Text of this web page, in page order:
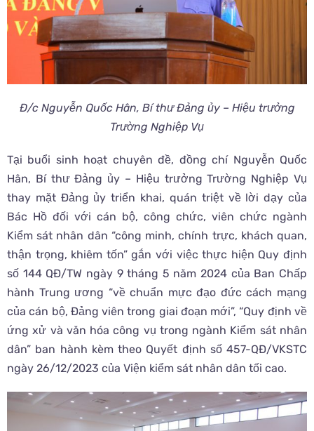
Đ/c Nguyễn Quốc Hân, Bí thư Đảng ủy – Hiệu trưởng
Trường Nghiệp Vụ
Tại buổi sinh hoạt chuyên đề, đồng chí Nguyễn Quốc
Hân, Bí thư Đảng ủy – Hiệu trưởng Trường Nghiệp Vụ
thay mặt Đảng ủy triển khai, quán triệt về lời dạy của
Bác Hồ đối với cán bộ, công chức, viên chức ngành
Kiểm sát nhân dân “công minh, chính trực, khách quan,
thận trọng, khiêm tốn” gắn với việc thực hiện Quy định
số 144 QĐ/TW ngày 9 tháng 5 năm 2024 của Ban Chấp
hành Trung ương “về chuẩn mực đạo đức cách mạng
của cán bộ, Đảng viên trong giai đoạn mới”, “Quy định về
ứng xử và văn hóa công vụ trong ngành Kiểm sát nhân
dân” ban hành kèm theo Quyết định số 457-QĐ/VKSTC
ngày 26/12/2023 của Viện kiểm sát nhân dân tối cao.